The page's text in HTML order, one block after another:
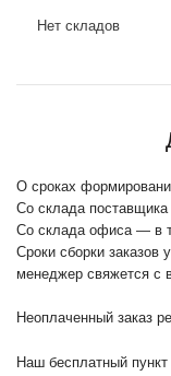
Нет складов
О сроках
Со склада
Со склада офиса — в
Сроки сборки заказов
менеджер свяжется с
Неоплаченный заказ
Наш бесплатный